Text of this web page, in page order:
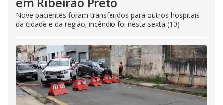
Nove pacientes foram transferidos para outros hospitais
da cidade e da região; incêndio foi nesta sexta (10)